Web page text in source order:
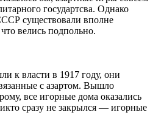
государтсва. Однако
существовали вполне
велись подпольно.
к власти в 1917 году, они
с азартом. Вышло
все игорные дома оказались
сразу не закрылся — игорные